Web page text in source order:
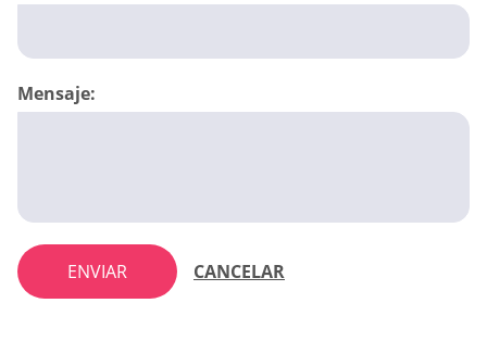
Mensaje:
ENVIAR CANCELAR